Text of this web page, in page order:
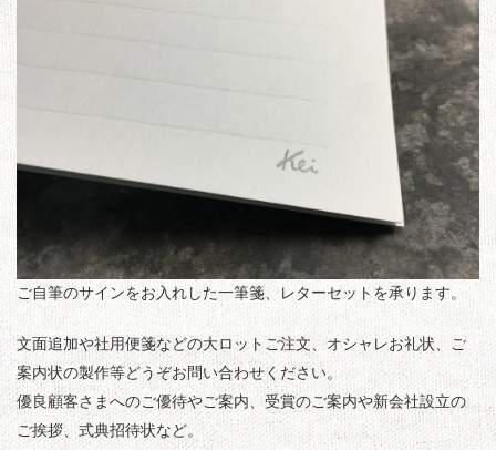
ご自筆のサインをお入れした一筆箋、レターセットを承ります。
文面追加や社用便箋などの大ロットご注文、オシャレお礼状、ご
案内状の製作等どうぞお問い合わせください。
優良顧客さまへのご優待やご案内、受賞のご案内や新会社設立の
ご挨拶、式典招待状など。